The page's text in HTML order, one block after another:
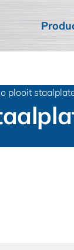
plooit